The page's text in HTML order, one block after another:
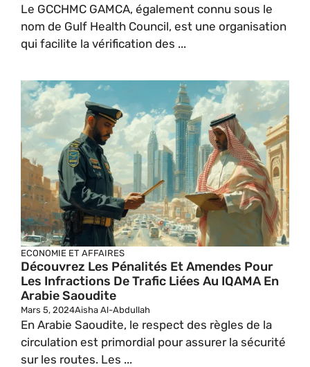
Le GCCHMC GAMCA, également connu sous le
nom de Gulf Health Council, est une organisation
qui facilite la vérification des ...
ECONOMIE ET AFFAIRES
Découvrez Les Pénalités Et Amendes Pour
Les Infractions De Trafic Liées Au IQAMA En
Arabie Saoudite
Mars 5, 2024Aisha Al-Abdullah
En Arabie Saoudite, le respect des règles de la
circulation est primordial pour assurer la sécurité
sur les routes. Les ...